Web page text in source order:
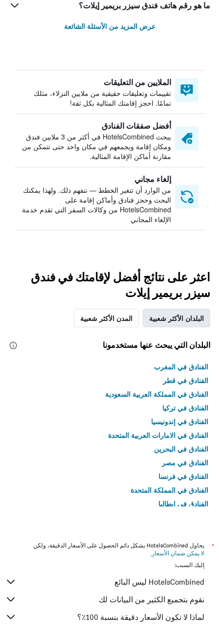
ما هو رقم هاتف فندق سيزر بريمير إيلات؟
عرض المزيد من الأسئلة الشائعة
الملايين من التعليقات
تقييمات وتعليقات حقيقية من ملايين النزلاء، مثلك
تمامًا. احجز إقامتك المثالية بكل ثقة!
أفضل صفقات الفنادق
يبحث HotelsCombined في أكثر من 3 ملايين فندق
ومكان إقامة ويجمعهم في مكان واحد حتى تتمكن من
مقارنة أماكن الإقامة المثالية.
إلغاء مجاني
من الوارد أن تتغير الخطط — نتفهم ذلك. ولهذا يمكنك
البحث وحجز فنادق وأماكن إقامة على
HotelsCombined من وكالات السفر التي تقدم خدمة
الإلغاء المجاني
اعثر على نتائج أفضل لإقامتك في فندق
سيزر بريمير إيلات
البلدان الأكثر شعبية المدن الأكثر شعبية
البلدان التي يبحث عنها مستخدمونا
الفنادق في المغرب
الفنادق في قطر
الفنادق في المملكة العربية السعودية
الفنادق في تركيا
الفنادق في إندونيسيا
الفنادق في الامارات العربية المتحدة
الفنادق في البحرين
الفنادق في مصر
الفنادق في فرنسا
الفنادق في المملكة المتحدة
الفنادق في إيطاليا
*
يحاول HotelsCombined بشكل دائم الحصول على الأسعار الدقيقة، ولكن
لا يمكن ضمان الأسعار .
إليك السبب:
HotelsCombined ليس البائع
نقوم بتجميع الكثير من البيانات لك
لماذا لا تكون الأسعار دقيقة بنسبة 100٪؟